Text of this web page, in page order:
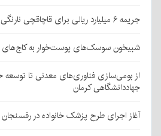
جریمه ۶ میلیارد ریالی برای قاچاقچی نارنگی پاکستانی در بافت
شبیخون سوسک‌های پوست‌خوار به کاج‌های
از بومی‌سازی فناوری‌های معدنی تا
جهاددانشگاهی کرمان
آغاز اجرای طرح پزشک خانواده در رفسنجان